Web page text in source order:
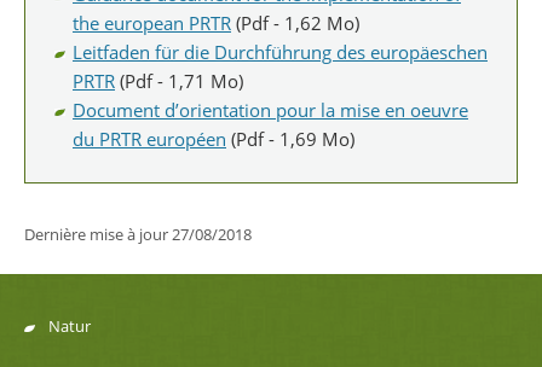
the european PRTR (Pdf - 1,62 Mo)
Leitfaden für die Durchführung des europäeschen
PRTR (Pdf - 1,71 Mo)
Document d’orientation pour la mise en oeuvre
du PRTR européen (Pdf - 1,69 Mo)
Dernière mise à jour27/08/2018
Natur